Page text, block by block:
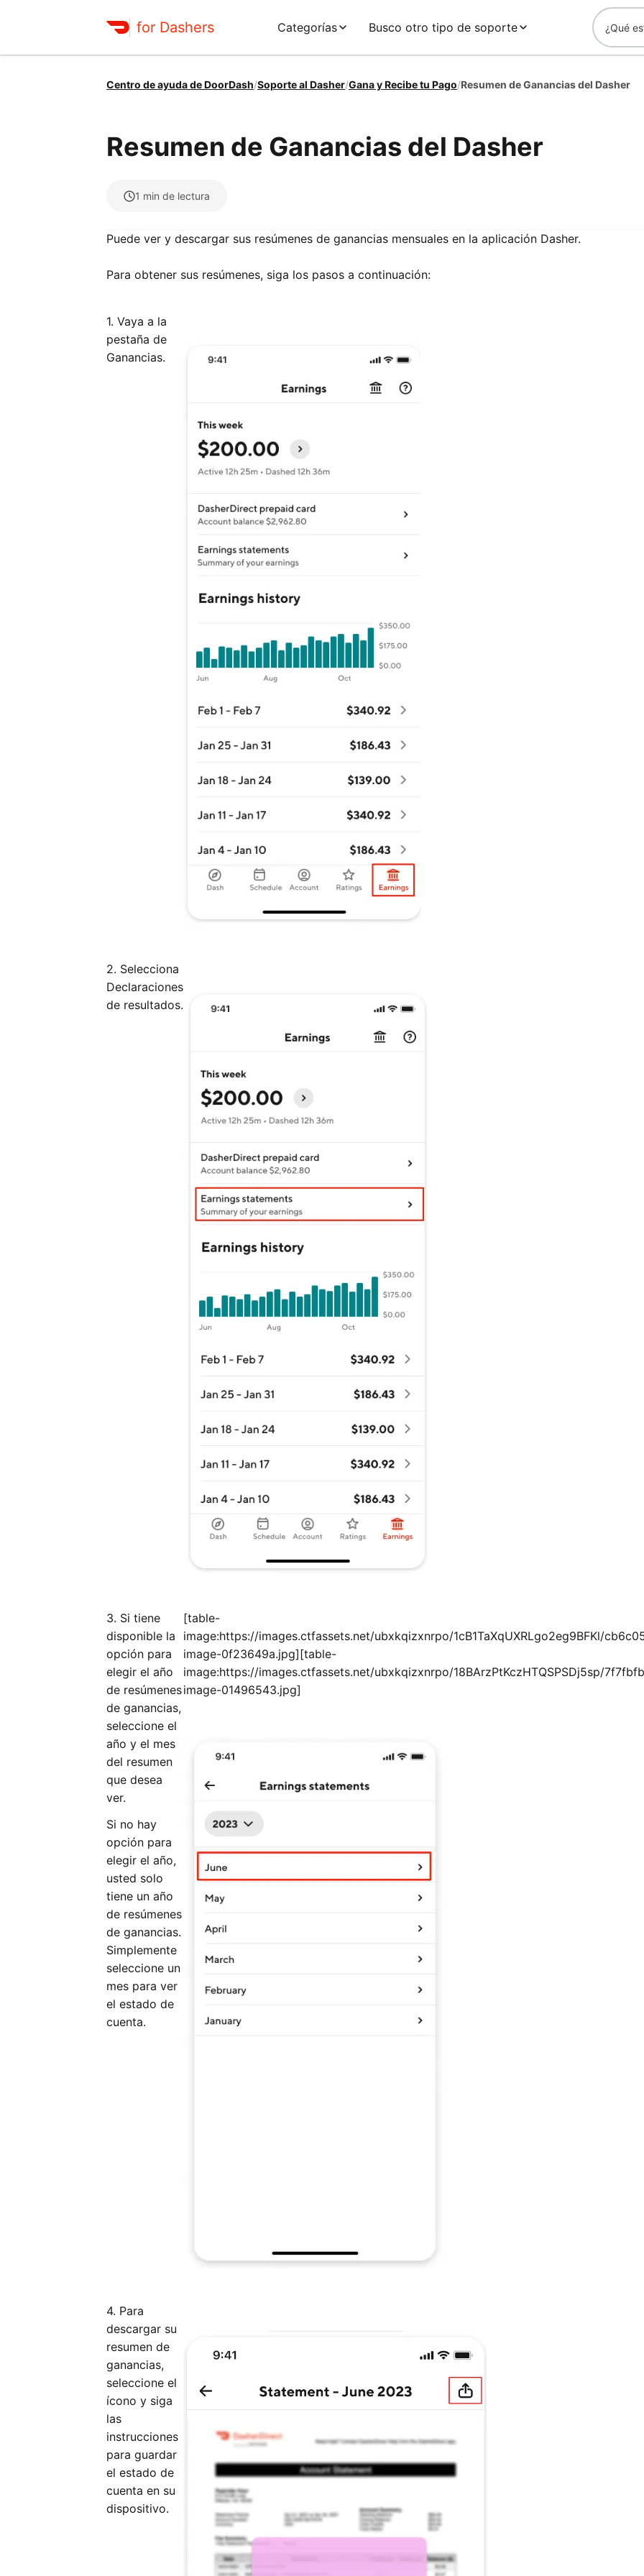
for Dashers Categorías Busco otro tipo de soporte
Centro de ayuda de DoorDash/Soporte al Dasher/Gana y Recibe tu Pago/Resumen de Ganancias del Dasher
Resumen de Ganancias del Dasher
1 min de lectura
Puede ver y descargar sus resúmenes de ganancias mensuales en la aplicación Dasher.
Para obtener sus resúmenes, siga los pasos a continuación:
1. Vaya a la
pestaña de
Ganancias.
2. Selecciona
Declaraciones
de resultados.
3. Si tiene
disponible la
opción para
elegir el año
de resúmenes
de ganancias,
seleccione el
año y el mes
del resumen
que desea
ver.
Si no hay
opción para
elegir el año,
usted solo
tiene un año
de resúmenes
de ganancias.
Simplemente
seleccione un
mes para ver
el estado de
cuenta.
[table-
image:https://images.ctfassets.net/ubxkqizxnrpo/1cB1TaXqUXRLgo2eg9BFKl/
image-0f23649a.jpg][table-
image:https://images.ctfassets.net/ubxkqizxnrpo/18BArzPtKczHTQSPSDj5sp/
image-01496543.jpg]
4. Para
descargar su
resumen de
ganancias,
seleccione el
ícono y siga
las
instrucciones
para guardar
el estado de
cuenta en su
dispositivo.